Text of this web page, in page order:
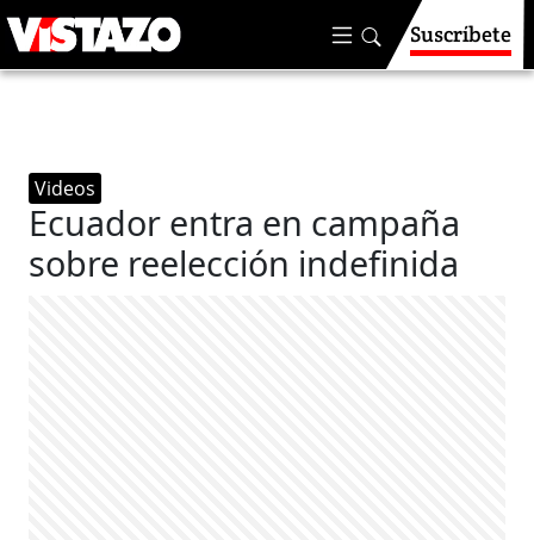
Suscríbete
Videos
Ecuador entra en campaña
sobre reelección indefinida